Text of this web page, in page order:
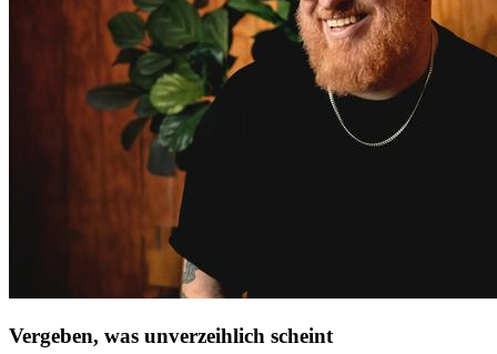
Vergeben, was unverzeihlich scheint